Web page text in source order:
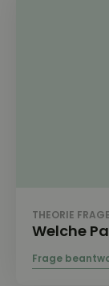
THEORIE
Welche